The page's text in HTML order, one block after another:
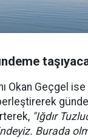
Okan Geçgel ise
"Iğdır
Burada